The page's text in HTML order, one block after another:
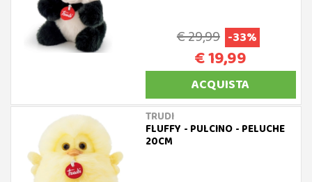
€ 29,99 -33%
€ 19,99
ACQUISTA
TRUDI
FLUFFY - PULCINO - PELUCHE
20CM